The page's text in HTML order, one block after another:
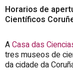
Horarios de
Científicos
ACasa das
tres museos de
da cidade da